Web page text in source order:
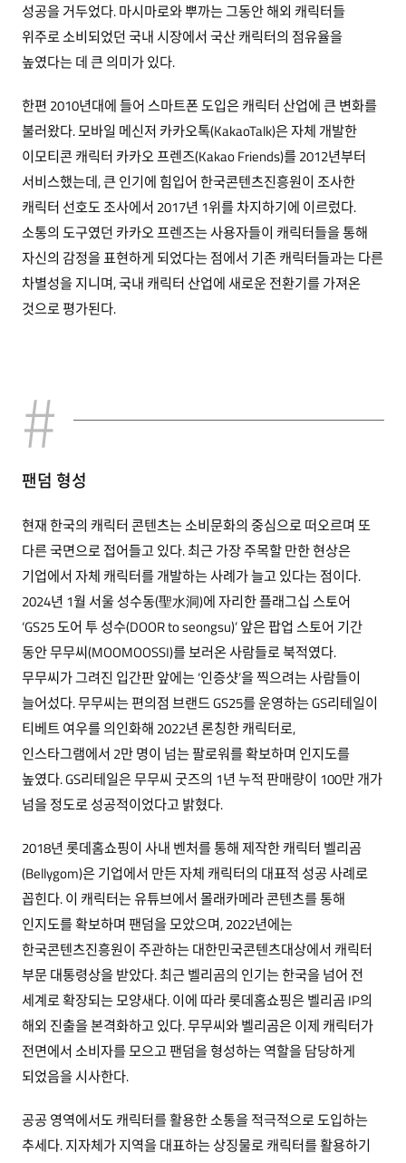
성공을 거두었다. 마시마로와 뿌까는 그동안 해외 캐릭터들
위주로 소비되었던 국내 시장에서 국산 캐릭터의 점유율을
높였다는 데 큰 의미가 있다.
한편 2010년대에 들어 스마트폰 도입은 캐릭터 산업에 큰 변화를
불러왔다. 모바일 메신저 카카오톡(KakaoTalk)은 자체 개발한
이모티콘 캐릭터 카카오 프렌즈(Kakao Friends)를 2012년부터
서비스했는데, 큰 인기에 힘입어 한국콘텐츠진흥원이 조사한
캐릭터 선호도 조사에서 2017년 1위를 차지하기에 이르렀다.
소통의 도구였던 카카오 프렌즈는 사용자들이 캐릭터들을 통해
자신의 감정을 표현하게 되었다는 점에서 기존 캐릭터들과는 다른
차별성을 지니며, 국내 캐릭터 산업에 새로운 전환기를 가져온
것으로 평가된다.
팬덤 형성
현재 한국의 캐릭터 콘텐츠는 소비문화의 중심으로 떠오르며 또
다른 국면으로 접어들고 있다. 최근 가장 주목할 만한 현상은
기업에서 자체 캐릭터를 개발하는 사례가 늘고 있다는 점이다.
2024년 1월 서울 성수동(聖水洞)에 자리한 플래그십 스토어
‘GS25 도어 투 성수(DOOR to seongsu)’ 앞은 팝업 스토어 기간
동안 무무씨(MOOMOOSSI)를 보러온 사람들로 북적였다.
무무씨가 그려진 입간판 앞에는 ‘인증샷’을 찍으려는 사람들이
늘어섰다. 무무씨는 편의점 브랜드 GS25를 운영하는 GS리테일이
티베트 여우를 의인화해 2022년 론칭한 캐릭터로,
인스타그램에서 2만 명이 넘는 팔로워를 확보하며 인지도를
높였다. GS리테일은 무무씨 굿즈의 1년 누적 판매량이 100만 개가
넘을 정도로 성공적이었다고 밝혔다.
2018년 롯데홈쇼핑이 사내 벤처를 통해 제작한 캐릭터 벨리곰
(Bellygom)은 기업에서 만든 자체 캐릭터의 대표적 성공 사례로
꼽힌다. 이 캐릭터는 유튜브에서 몰래카메라 콘텐츠를 통해
인지도를 확보하며 팬덤을 모았으며, 2022년에는
한국콘텐츠진흥원이 주관하는 대한민국콘텐츠대상에서 캐릭터
부문 대통령상을 받았다. 최근 벨리곰의 인기는 한국을 넘어 전
세계로 확장되는 모양새다. 이에 따라 롯데홈쇼핑은 벨리곰 IP의
해외 진출을 본격화하고 있다. 무무씨와 벨리곰은 이제 캐릭터가
전면에서 소비자를 모으고 팬덤을 형성하는 역할을 담당하게
되었음을 시사한다.
공공 영역에서도 캐릭터를 활용한 소통을 적극적으로 도입하는
추세다. 지자체가 지역을 대표하는 상징물로 캐릭터를 활용하기